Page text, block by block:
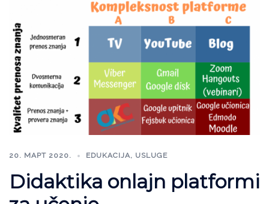
20. МАРТ 2020. EDUKACIJA, USLUGE
Didaktika onlajn platformi